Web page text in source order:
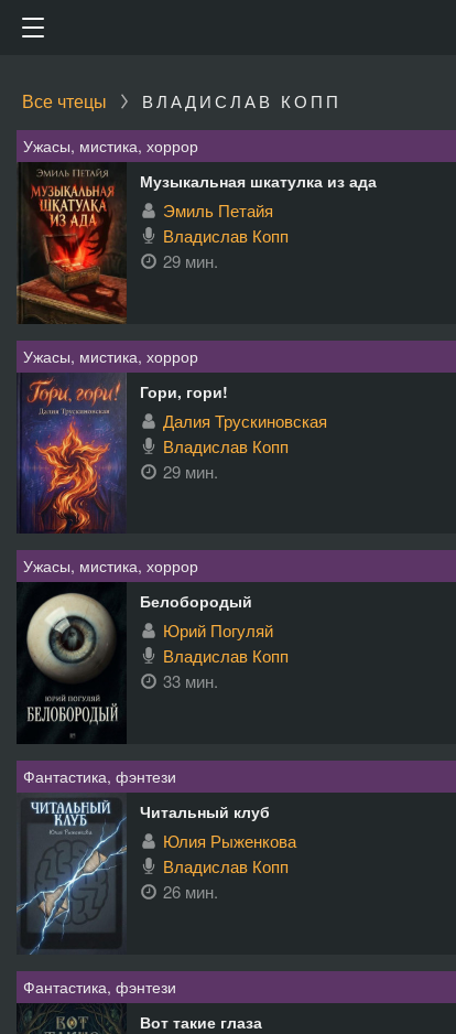
Все чтецы ВЛАДИСЛАВ КОПП
Ужасы, мистика, хоррор
Музыкальная шкатулка из ада
Эмиль Петайя
Владислав Копп
29 мин.
Ужасы, мистика, хоррор
Гори, гори!
Далия Трускиновская
Владислав Копп
29 мин.
Ужасы, мистика, хоррор
Белобородый
Юрий Погуляй
Владислав Копп
33 мин.
Фантастика, фэнтези
Читальный клуб
Юлия Рыженкова
Владислав Копп
26 мин.
Фантастика, фэнтези
Вот такие глаза